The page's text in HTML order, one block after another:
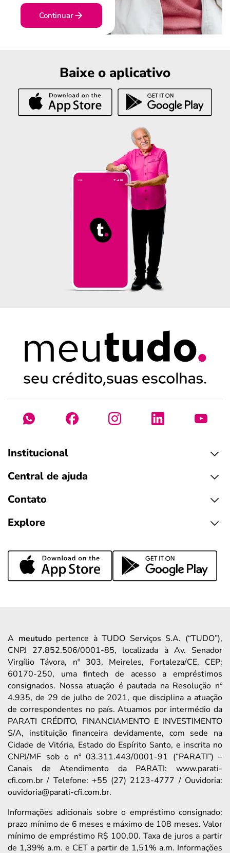
Continuar
Baixe o aplicativo
Institucional
Central de ajuda
Contato
Explore
A meutudopertence à TUDO Serviços S.A. (“TUDO”),
CNPJ 27.852.506/0001-85, localizada à Av. Senador
Virgílio Távora, nº 303, Meireles, Fortaleza/CE, CEP:
60170-250, uma fintech de acesso a empréstimos
consignados. Nossa atuação é pautada na Resolução nº
4.935, de 29 de julho de 2021, que disciplina a atuação
de correspondentes no país. Atuamos por intermédio da
PARATI CRÉDITO, FINANCIAMENTO E INVESTIMENTO
S/A, instituição financeira devidamente, com sede na
Cidade de Vitória, Estado do Espírito Santo, e inscrita no
CNPJ/MF sob o nº 03.311.443/0001-91 (“PARATI”) –
Canais de Atendimento da PARATI: www.parati-
cfi.com.br / Telefone: +55 (27) 2123-4777 / Ouvidoria:
ouvidoria@parati-cfi.com.br.
Informações adicionais sobre o empréstimo consignado:
prazo mínimo de 6 meses e máximo de 108 meses. Valor
mínimo de empréstimo R$ 100,00. Taxa de juros a partir
de 1,39% a.m. e CET a partir de 1,51% a.m. Informações